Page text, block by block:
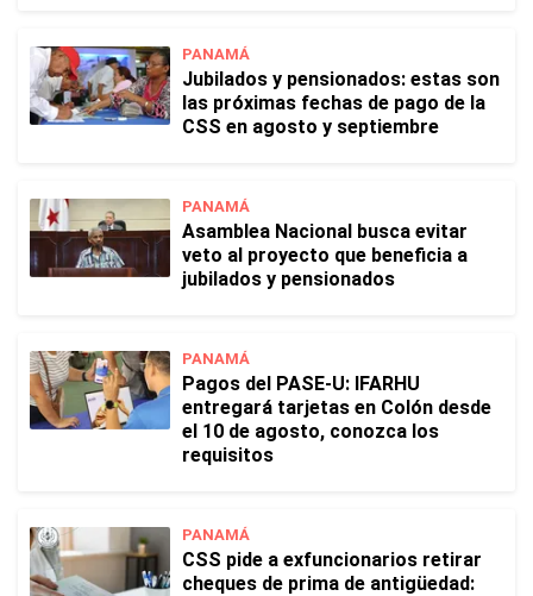
PANAMÁ
Jubilados y pensionados: estas son
las próximas fechas de pago de la
CSS en agosto y septiembre
PANAMÁ
Asamblea Nacional busca evitar
veto al proyecto que beneficia a
jubilados y pensionados
PANAMÁ
Pagos del PASE-U: IFARHU
entregará tarjetas en Colón desde
el 10 de agosto, conozca los
requisitos
PANAMÁ
CSS pide a exfuncionarios retirar
cheques de prima de antigüedad: